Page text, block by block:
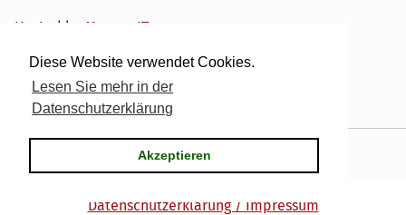
Diese Website verwendet Cookies.
Lesen Sie mehr in der
Datenschutzerklärung
Akzeptieren
Hosted by My own IT.
Serendipity& the dirk
Datenschutzerklärung / Impressum